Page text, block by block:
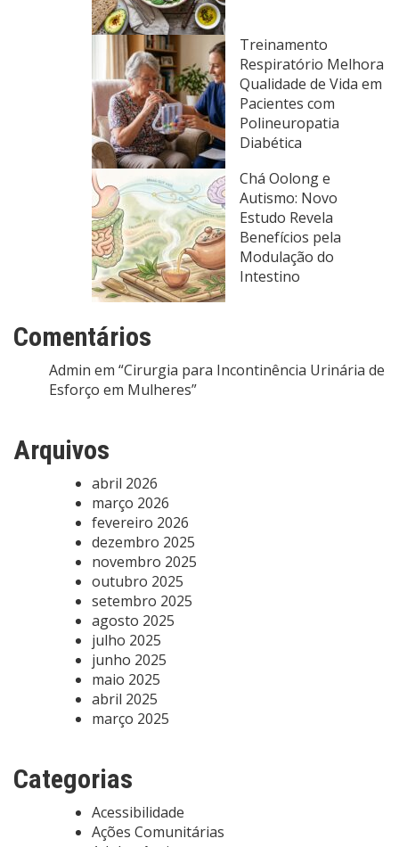
Treinamento
Respiratório Melhora
Qualidade de Vida em
Pacientes com
Polineuropatia
Diabética
Chá Oolong e
Autismo: Novo
Estudo Revela
Benefícios pela
Modulação do
Intestino
Comentários
Admin em “Cirurgia para Incontinência Urinária de
Esforço em Mulheres”
Arquivos
abril 2026
março 2026
fevereiro 2026
dezembro 2025
novembro 2025
outubro 2025
setembro 2025
agosto 2025
julho 2025
junho 2025
maio 2025
abril 2025
março 2025
Categorias
Acessibilidade
Ações Comunitárias